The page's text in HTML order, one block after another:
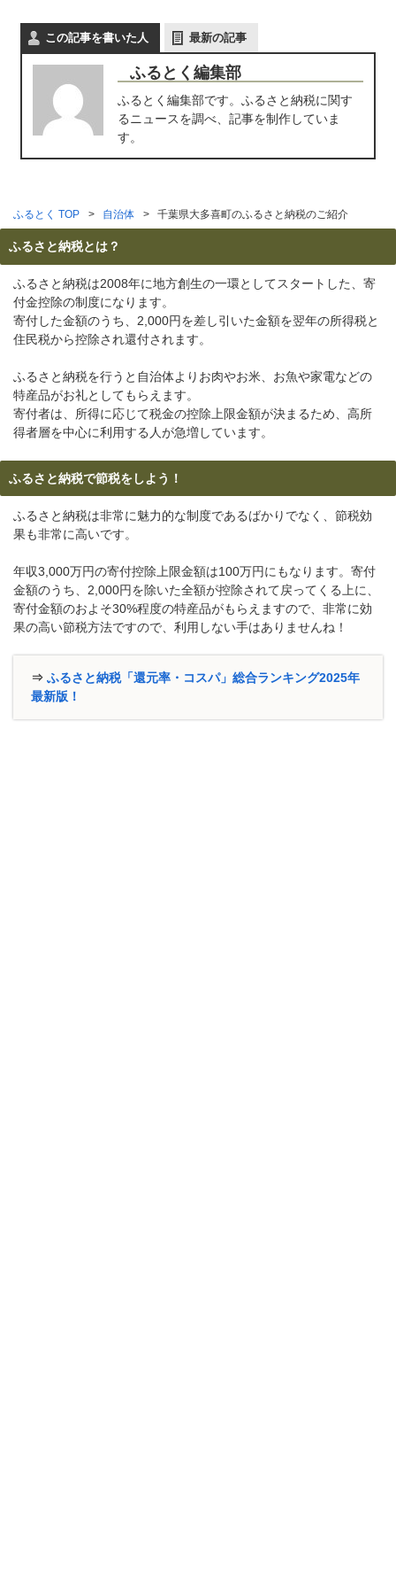
この記事を書いた人 最新の記事
ふるとく編集部
ふるとく編集部です。ふるさと納税に関す
るニュースを調べ、記事を制作していま
す。
ふるとく TOP 自治体 千葉県大多喜町のふるさと納税のご紹介
ふるさと納税とは？
ふるさと納税は2008年に地方創生の一環としてスタートした、寄
付金控除の制度になります。
寄付した金額のうち、2,000円を差し引いた金額を翌年の所得税と
住民税から控除され還付されます。
ふるさと納税を行うと自治体よりお肉やお米、お魚や家電などの
特産品がお礼としてもらえます。
寄付者は、所得に応じて税金の控除上限金額が決まるため、高所
得者層を中心に利用する人が急増しています。
ふるさと納税で節税をしよう！
ふるさと納税は非常に魅力的な制度であるばかりでなく、節税効
果も非常に高いです。
年収3,000万円の寄付控除上限金額は100万円にもなります。寄付
金額のうち、2,000円を除いた全額が控除されて戻ってくる上に、
寄付金額のおよそ30%程度の特産品がもらえますので、非常に効
果の高い節税方法ですので、利用しない手はありませんね！
⇒ ふるさと納税「還元率・コスパ」総合ランキング2025年
最新版！